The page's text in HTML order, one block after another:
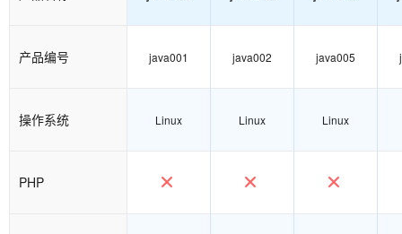
产品编号 java001 java002 java005
操作系统 Linux Linux Linux
PHP